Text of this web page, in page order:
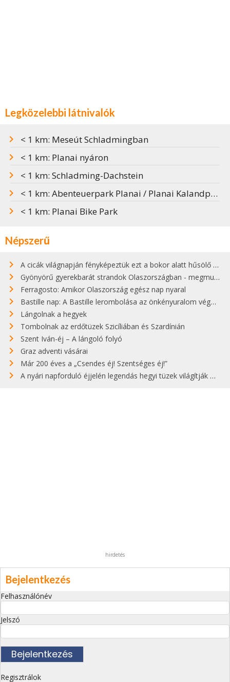
Legközelebbi látnivalók
< 1 km: Meseút Schladmingban
< 1 km: Planai nyáron
< 1 km: Schladming-Dachstein
< 1 km: Abenteuerpark Planai / Planai Kalandpark
< 1 km: Planai Bike Park
Népszerű
A cicák világnapján fényképeztük ezt a bokor alatt hűsölő cicát Kisorosziban
Gyönyörű gyerekbarát strandok Olaszországban - megmutatjuk a 15 legjobbat
Ferragosto: Amikor Olaszország egész nap nyaral
Bastille nap: A Bastille lerombolása az önkényuralom végét jelentette
Lángolnak a hegyek
Tombolnak az erdőtüzek Szicíliában és Szardínián
Szent Iván-éj – A lángoló folyó
Graz adventi vásárai
Már 200 éves a „Csendes éj! Szentséges éj!”
A nyári napforduló éjjelén legendás hegyi tüzek világítják meg Zugspitzét
hirdetés
Bejelentkezés
Felhasználónév
Jelszó
Regisztrálok